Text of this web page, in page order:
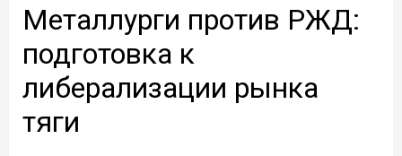
Металлурги против РЖД:
подготовка к
либерализации рынка
тяги